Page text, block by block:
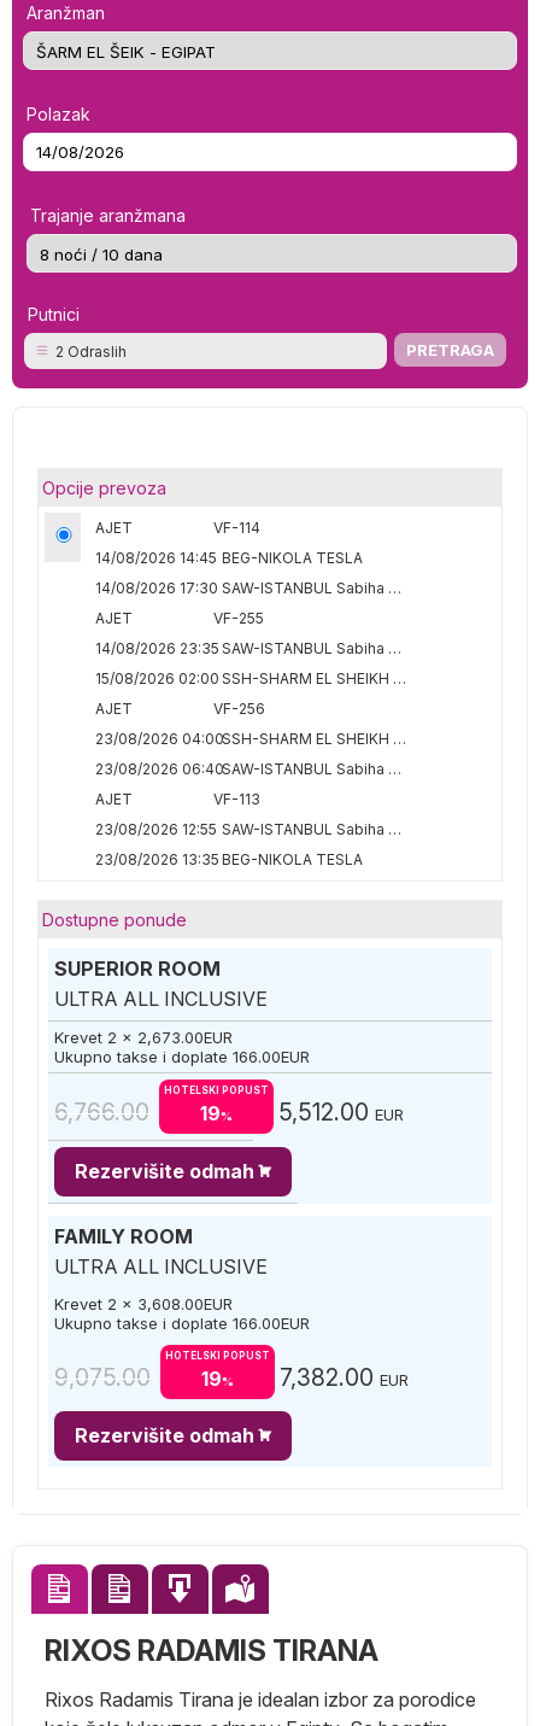
Aranžman
Polazak
Trajanje aranžmana
Putnici
2 Odraslih
Opcije prevoza
AJET
VF-114
14/08/2026 14:45 BEG-NIKOLA TESLA
14/08/2026 17:30
SAW-ISTANBUL Sabiha Gokcen
AJET
VF-255
14/08/2026 23:35
SAW-ISTANBUL Sabiha Gokcen
15/08/2026 02:00
SSH-SHARM EL SHEIKH INTERNATIONAL
AJET
VF-256
23/08/2026 04:00
SSH-SHARM EL SHEIKH INTERNATIONAL
23/08/2026 06:40
SAW-ISTANBUL Sabiha Gokcen
AJET
VF-113
23/08/2026 12:55
SAW-ISTANBUL Sabiha Gokcen
23/08/2026 13:35 BEG-NIKOLA TESLA
Dostupne ponude
SUPERIOR ROOM
ULTRA ALL INCLUSIVE
Krevet 2 x 2,673.00EUR
Ukupno takse i doplate 166.00EUR
6,766.00
HOTELSKI POPUST
19% 5,512.00 EUR
Rezervišite odmah
FAMILY ROOM
ULTRA ALL INCLUSIVE
Krevet 2 x 3,608.00EUR
Ukupno takse i doplate 166.00EUR
9,075.00
HOTELSKI POPUST
19% 7,382.00 EUR
Rezervišite odmah
RIXOS RADAMIS TIRANA
Rixos Radamis Tirana je idealan izbor za porodice